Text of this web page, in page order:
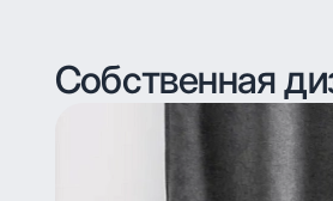
Собственная